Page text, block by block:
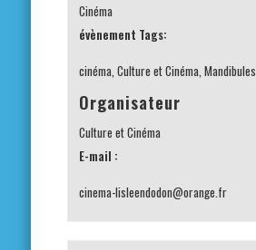
Cinéma
évènement Tags:
cinéma Culture et Cinéma Mandibules
Organisateur
Culture et Cinéma
E-mail :
cinema-lisleendodon@orange.fr